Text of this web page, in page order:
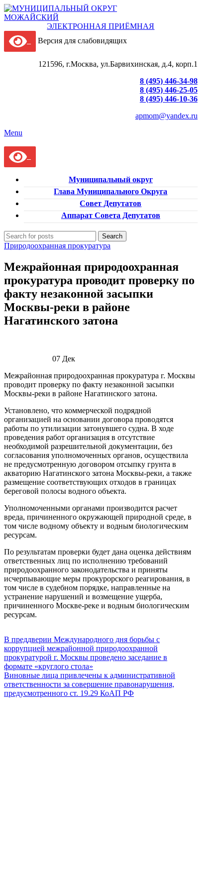
ЭЛЕКТРОННАЯ ПРИЁМНАЯ
Версия для слабовидящих
121596, г.Москва, ул.Барвихинская, д.4, корп.1
8 (495) 446-34-98
8 (495) 446-25-05
8 (495) 446-10-36
apmom@yandex.ru
Menu
Муниципальный округ
Глава Муниципального Округа
Совет Депутатов
Аппарат Совета Депутатов
Search
Природоохранная прокуратура
Межрайонная природоохранная
прокуратура проводит проверку по
факту незаконной засыпки
Москвы-реки в районе
Нагатинского затона
07 Дек
Межрайонная природоохранная прокуратура г. Москвы
проводит проверку по факту незаконной засыпки
Москвы-реки в районе Нагатинского затона.
Установлено, что коммерческой подрядной
организацией на основании договора проводятся
работы по утилизации затонувшего судна. В ходе
проведения работ организация в отсутствие
необходимой разрешительной документации, без
согласования уполномоченных органов, осуществила
не предусмотренную договором отсыпку грунта в
акваторию Нагатинского затона Москвы-реки, а также
размещение соответствующих отходов в границах
береговой полосы водного объекта.
Уполномоченными органами производится расчет
вреда, причиненного окружающей природной среде, в
том числе водному объекту и водным биологическим
ресурсам.
По результатам проверки будет дана оценка действиям
ответственных лиц по исполнению требований
природоохранного законодательства и приняты
исчерпывающие меры прокурорского реагирования, в
том числе в судебном порядке, направленные на
устранение нарушений и возмещение ущерба,
причиненного Москве-реке и водным биологическим
ресурсам.
В преддверии Международного дня борьбы с
коррупцией межрайонной природоохранной
прокуратурой г. Москвы проведено заседание в
формате «круглого стола»
Виновные лица привлечены к административной
ответственности за совершение правонарушения,
предусмотренного ст. 19.29 КоАП РФ